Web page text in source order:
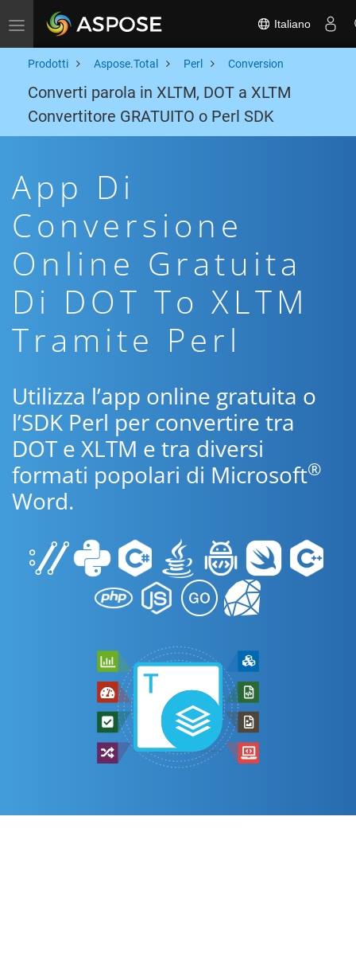
Toggle navigation Italiano
Prodotti Aspose.Total Perl Conversion
Converti parola in XLTM, DOT a XLTM
Convertitore GRATUITO o Perl SDK
App Di
Conversione
Online Gratuita
Di DOT To XLTM
Tramite Perl
Utilizza l’app online gratuita o
l’SDK Perl per convertire tra
DOT e XLTM e tra diversi
formati popolari di Microsoft®
Word.